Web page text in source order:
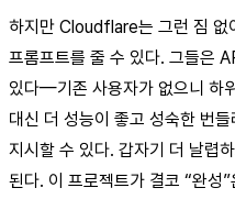
하지만 Cloudflare는 그런 짐
프롬프트를 줄 수 있다. 그들은
있다—기존 사용자가 없으니 하
대신 더 성능이 좋고 성숙한 번
지시할 수 있다. 갑자기 더 날렵
된다. 이 프로젝트가 결코 “완성